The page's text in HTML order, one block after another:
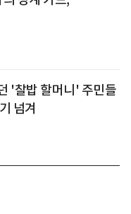
'찰밥 할머니' 주민들
넘겨